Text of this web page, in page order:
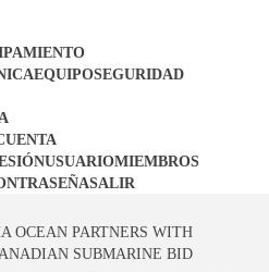
EQUIPOSEGURIDAD
USUARIOMIEMBROS
SALIR
OCEAN PARTNERS WITH
SUBMARINE BID